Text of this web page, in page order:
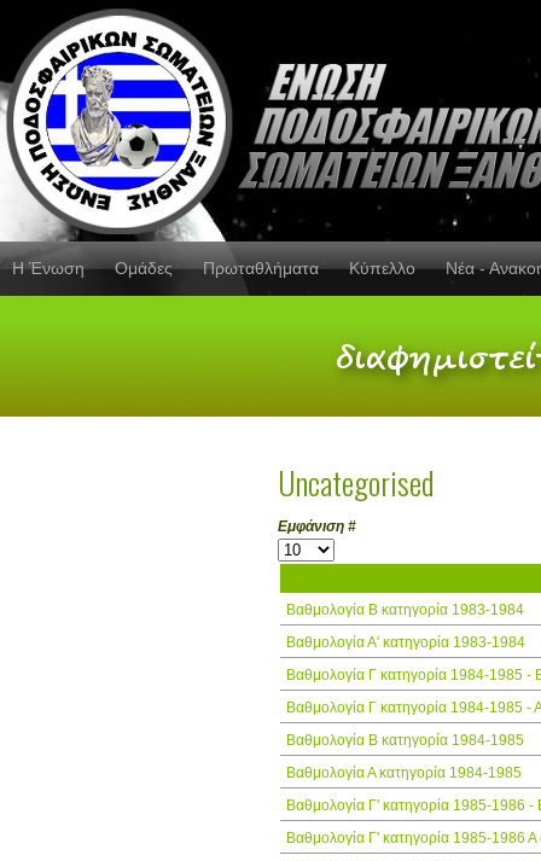
Η Ένωση Ομάδες Πρωταθλήματα Κύπελλο Νέα -
Uncategorised
Εμφάνιση #
Βαθμολογία Β κατηγορία 1983-1984
Βαθμολογία Α' κατηγορία 1983-1984
Βαθμολογία Γ κατηγορία 1984-1985 -
Βαθμολογία Γ κατηγορία 1984-1985 -
Βαθμολογία Β κατηγορία 1984-1985
Βαθμολογία Α κατηγορία 1984-1985
Βαθμολογία Γ' κατηγορία 1985-1986 -
Βαθμολογία Γ' κατηγορία 1985-1986 Α